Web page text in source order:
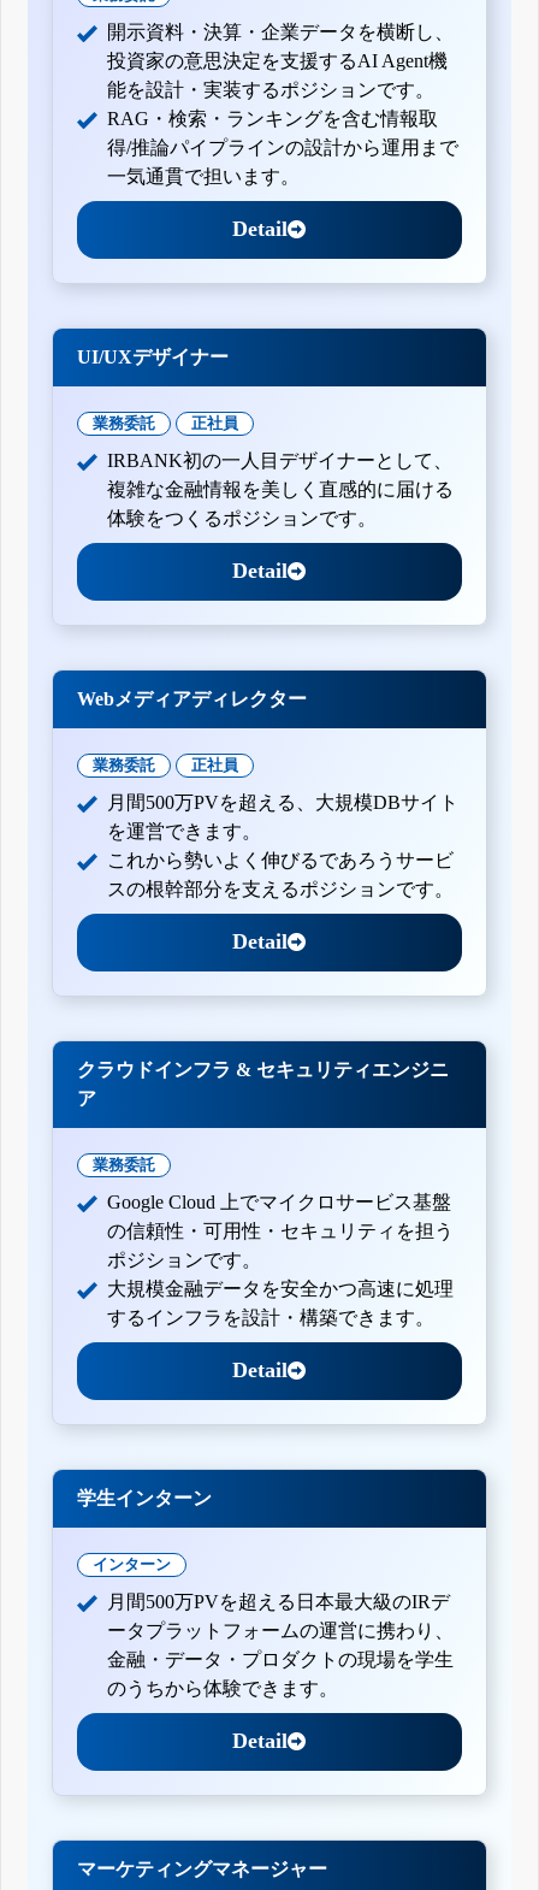
開示資料・決算・企業データを横断し、
投資家の意思決定を支援するAI Agent機
能を設計・実装するポジションです。
RAG・検索・ランキングを含む情報取
得/推論パイプラインの設計から運用まで
一気通貫で担います。
Detail
UI/UXデザイナー
業務委託 正社員
IRBANK初の一人目デザイナーとして、
複雑な金融情報を美しく直感的に届ける
体験をつくるポジションです。
Detail
Webメディアディレクター
業務委託 正社員
月間500万PVを超える、大規模DBサイト
を運営できます。
これから勢いよく伸びるであろうサービ
スの根幹部分を支えるポジションです。
Detail
クラウドインフラ & セキュリティエンジニ
ア
業務委託
Google Cloud 上でマイクロサービス基盤
の信頼性・可用性・セキュリティを担う
ポジションです。
大規模金融データを安全かつ高速に処理
するインフラを設計・構築できます。
Detail
学生インターン
インターン
月間500万PVを超える日本最大級のIRデ
ータプラットフォームの運営に携わり、
金融・データ・プロダクトの現場を学生
のうちから体験できます。
Detail
マーケティングマネージャー